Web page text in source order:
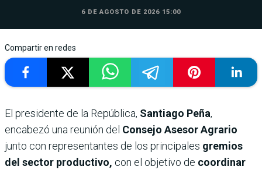
6 DE AGOSTO DE 2026 15:00
Compartir en redes
El presidente de la República, Santiago Peña,
encabezó una reunión del Consejo Asesor Agrario
junto con representantes de los principales gremios
del sector productivo, con el objetivo de coordinar